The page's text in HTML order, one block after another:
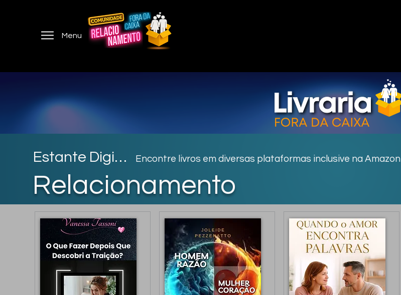
Menu
Estante Digital Encontre livros em diversas plataformas inclusive na Amazon
Relacionamento